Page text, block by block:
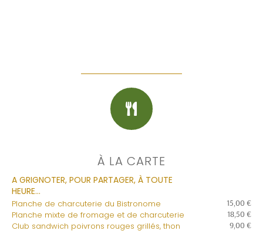
À LA CARTE
A GRIGNOTER, POUR PARTAGER, À TOUTE
HEURE...
Planche de charcuterie du Bistronome 15,00 €
Planche mixte de fromage et de charcuterie 18,50 €
Club sandwich poivrons rouges grillés, thon
9,00 €